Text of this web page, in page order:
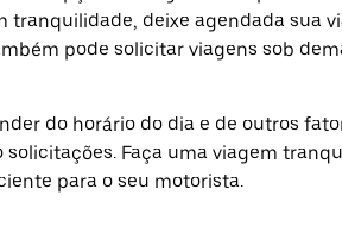
tranquilidade, deixe agendada sua
pode solicitar viagens sob
do horário do dia e de outros
Faça uma viagem
para o seu motorista.